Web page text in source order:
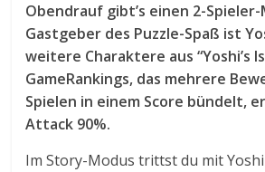
Obendrauf gibt’s einen 2-Spieler-
Gastgeber des Puzzle-Spaß ist
weitere Charaktere aus “Yoshi’s
GameRankings, das mehrere
Spielen in einem Score bündelt,
Attack 90%.
Im Story-Modus trittst du mit